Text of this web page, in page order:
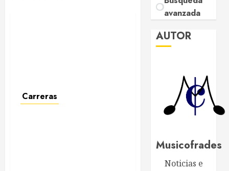
Carreras
avanzada
AUTOR
Musicofrades
Noticias e